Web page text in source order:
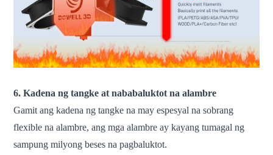
6. Kadena ng tangke at nababaluktot na alambre
Gamit ang kadena ng tangke na may espesyal na sobrang
flexible na alambre, ang mga alambre ay kayang tumagal ng
sampung milyong beses na pagbaluktot.